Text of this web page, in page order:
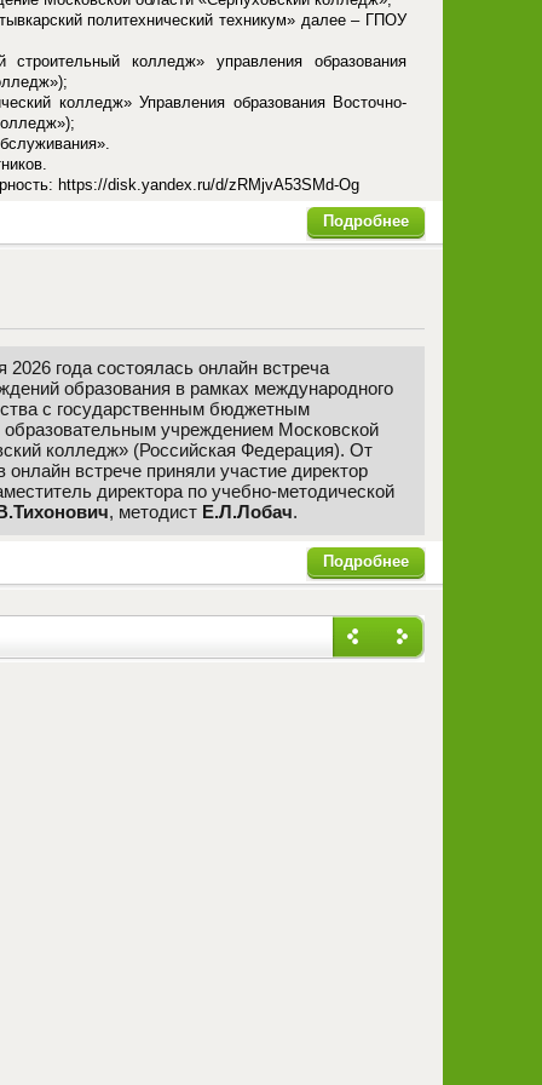
политехнический техникум» далее – ГПОУ
строительный колледж» управления образования
колледж» Управления образования Восточно-
https://disk.yandex.ru/d/zRMjvA53SMd-Og
Подробнее
2026 года состоялась онлайн встреча
образования в рамках международного
с государственным бюджетным
учреждением Московской
колледж» (Российская Федерация). От
встрече приняли участие директор
директора по учебно-методической
, методист Е.Л.Лобач.
Подробнее